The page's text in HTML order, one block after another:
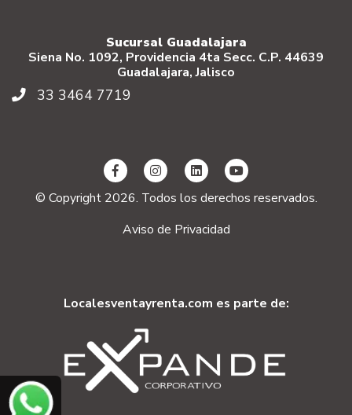
Sucursal Guadalajara
Siena No. 1092, Providencia 4ta Secc. C.P. 44639
Guadalajara, Jalisco
33 3464 7719
© Copyright 2026. Todos los derechos reservados.
Aviso de Privacidad
Localesventayrenta.com es parte de: